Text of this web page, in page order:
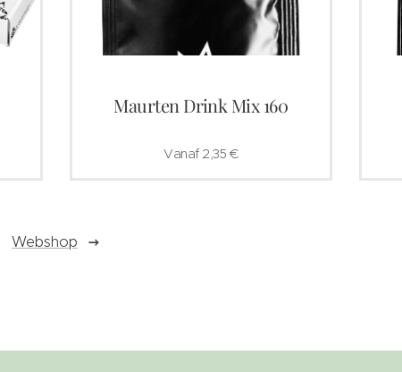
Maurten Drink Mix 160
Vanaf 2,35 €
Webshop